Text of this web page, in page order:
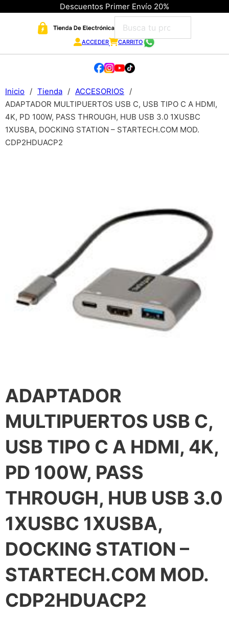
Descuentos Primer Envío 20%
ACCEDER CARRITO
Inicio / Tienda / ACCESORIOS
/
ADAPTADOR MULTIPUERTOS USB C, USB TIPO C A HDMI,
4K, PD 100W, PASS THROUGH, HUB USB 3.0 1XUSBC
1XUSBA, DOCKING STATION – STARTECH.COM MOD.
CDP2HDUACP2
ADAPTADOR
MULTIPUERTOS USB C,
USB TIPO C A HDMI, 4K,
PD 100W, PASS
THROUGH, HUB USB 3.0
1XUSBC 1XUSBA,
DOCKING STATION –
STARTECH.COM MOD.
CDP2HDUACP2